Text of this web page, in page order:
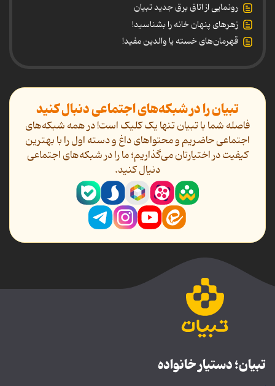
رونمایی از اتاق برق جدید تبیان
زهرهای پنهان خانه را بشناسید!
قهرمان‌های خسته یا والدین مفید!
تبیان را در شبکه‌های اجتماعی دنبال کنید
فاصله شما با تبیان تنها یک کلیک است! در همه شبکه‌های
اجتماعی حاضریم و محتواهای داغ و دسته اول را با بهترین
کیفیت در اختیارتان می‌گذاریم؛ ما را در شبکه‌های اجتماعی
دنیال کنید.
تبیان؛ دستیار خانواده